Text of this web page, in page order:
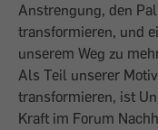
Anstrengung, den
transformieren, und
unserem Weg zu
Als Teil unserer
transformieren, ist
Kraft im Forum